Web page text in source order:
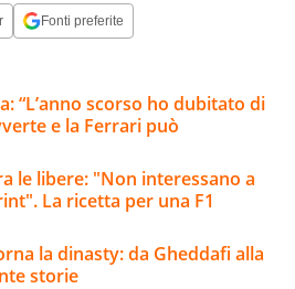
Fonti preferite
“L’anno scorso ho dubitato di
e la Ferrari può
le libere: "Non interessano a
La ricetta per una F1
la dinasty: da Gheddafi alla
storie